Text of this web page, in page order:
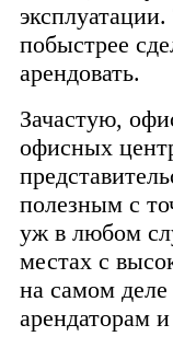
побыстрее
арендовать.
Зачастую,
офисных
полезным с
уж в любом
местах с
на самом деле
арендаторам